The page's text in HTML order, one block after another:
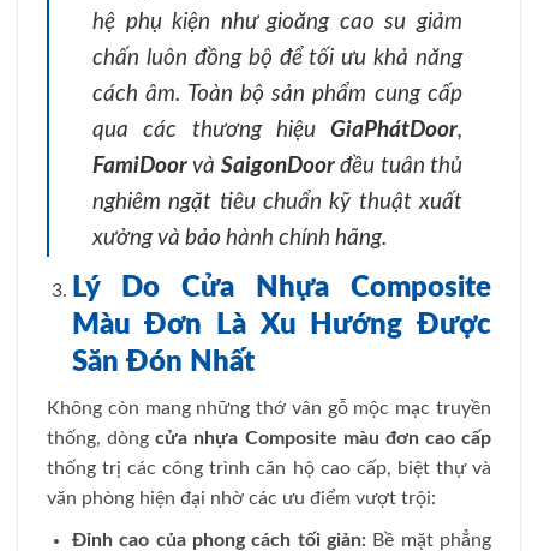
hệ phụ kiện như gioăng cao su giảm
chấn luôn đồng bộ để tối ưu khả năng
cách âm. Toàn bộ sản phẩm cung cấp
qua các thương hiệu GiaPhátDoor,
FamiDoor và SaigonDoorđều tuân thủ
nghiêm ngặt tiêu chuẩn kỹ thuật xuất
xưởng và bảo hành chính hãng.
Lý Do Cửa Nhựa Composite
Màu Đơn Là Xu Hướng Được
Săn Đón Nhất
Không còn mang những thớ vân gỗ mộc mạc truyền
thống, dòngcửa nhựa Composite màu đơn cao cấp
thống trị các công trình căn hộ cao cấp, biệt thự và
văn phòng hiện đại nhờ các ưu điểm vượt trội:
Đỉnh cao của phong cách tối giản:Bề mặt phẳng